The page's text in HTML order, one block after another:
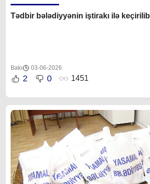
Tədbir bələdiyyənin iştirakı ilə keçirilib
Bakı 03-06-2026
2 0 1451